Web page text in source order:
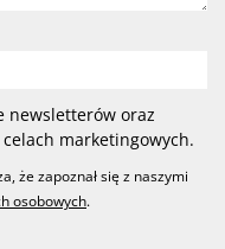
newsletterów oraz
marketingowych.
że zapoznał się z naszymi
osobowych.